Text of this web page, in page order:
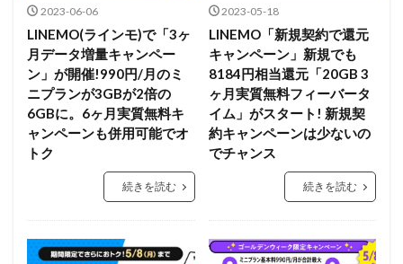
2023-06-06
LINEMO(ラインモ)で「3ヶ
月データ増量キャンペー
ン」が開催!990円/月のミ
ニプランが3GBが2倍の
6GBに。6ヶ月実質無料キ
ャンペーンも併用可能でオ
トク
続きを読む
2023-05-18
LINEMO「新規契約で還元
キャンペーン」新規でも
8184円相当還元「20GB 3
ヶ月実質無料フィーバータ
イム」がスタート! 新規契
約キャンペーンは少ないの
でチャンス
続きを読む